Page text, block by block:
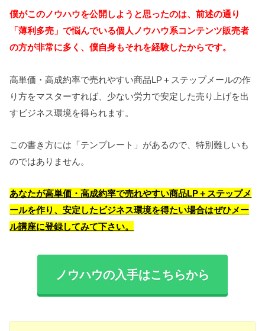
僕がこのノウハウを公開しようと思ったのは、前述の通り
「薄利多売」で悩んでいる個人ノウハウ系コンテンツ販売者
の方が非常に多く、僕自身もそれを経験したからです。
高単価・高成約率で売れやすい商品LP＋ステップメールの作
り方をマスターすれば、少ない労力で安定した売り上げを出
すビジネス環境を得られます。
この書き方には「テンプレート」があるので、特別難しいも
のではありません。
あなたが高単価・高成約率で売れやすい商品LP＋ステップメ
ールを作り、安定したビジネス環境を得たい場合はぜひメー
ル講座に登録してみて下さい。
ノウハウの入手はこちらから